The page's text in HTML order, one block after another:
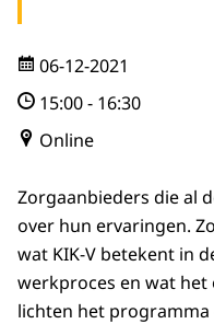
06-12-2021
15:00- 16:30
Online
Zorgaanbieders die al
over hun ervaringen.
wat KIK-V betekent in
werkproces en wat het
lichten het